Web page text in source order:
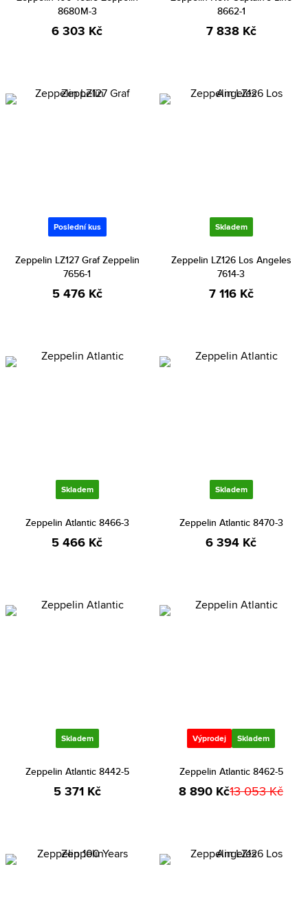
8680M-3
6 303 Kč
8662-1
7 838 Kč
Poslední kus
Zeppelin LZ127 Graf Zeppelin
7656-1
5 476 Kč
Skladem
Zeppelin LZ126 Los Angeles
7614-3
7 116 Kč
Skladem
Zeppelin Atlantic 8466-3
5 466 Kč
Skladem
Zeppelin Atlantic 8470-3
6 394 Kč
Skladem
Zeppelin Atlantic 8442-5
5 371 Kč
Výprodej Skladem
Zeppelin Atlantic 8462-5
8 890 Kč13 053 Kč